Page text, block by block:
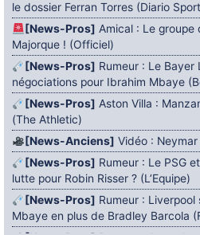
le dossier Ferran Torres (Diario
[News-Pros] Amical : Le groupe
Majorque ! (Officiel)
[News-Pros] Rumeur : Le
négociations pour Ibrahim Mbaye
[News-Pros] Aston Villa :
(The Athletic)
[News-Anciens] Vidéo :
[News-Pros] Rumeur : Le PSG
lutte pour Robin Risser ? (L’Equipe)
[News-Pros] Rumeur : Liverpool
Mbaye en plus de Bradley Barcola